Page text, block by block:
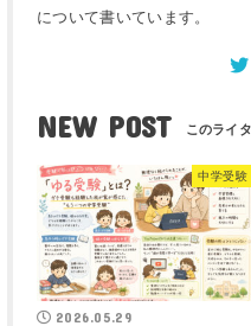
について書いています。
NEW POST
中学受験
2026.05.29